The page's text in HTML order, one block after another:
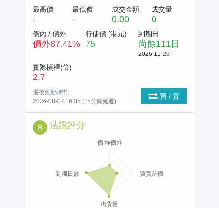
最高價
-
最低價
-
成交金額
0.00
成交量
0
價內 / 價外
價外87.41%
行使價 (港元)
75
到期日
尚餘111 日
2026-11-26
實際槓桿(倍)
2.7
最後更新時間:
2026-08-07 16:35 (15分鐘延遲)
買 / 賣
8 法證評分
價內/價外
買賣差價
街貨量
到期日數